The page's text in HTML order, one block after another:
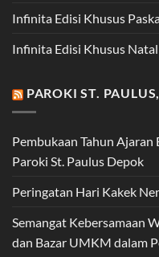
Infinita Edisi Khusus
Infinita Edisi Khusus
PAROKI ST.
Pembukaan Tahun Ajaran
Paroki St. Paulus Depok
Peringatan Hari Kakek
Semangat Kebersamaan
dan Bazar UMKM dalam